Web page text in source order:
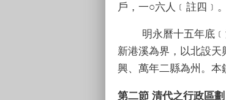
戶，一○六人﹝註四﹞。
明永曆十五年底﹝清
新港溪為界，以北設
興、萬年二縣為州。本
第二節 清代之行政區劃